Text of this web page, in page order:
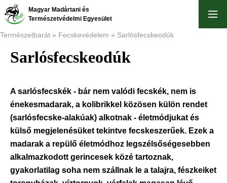
Skip
to
main
Magyar Madártani és
Természetvédelmi Egyesület
Breadcrumb
Természetbarát Fecskevédelem Sarlósfecskeodúk
Sarlósfecskeodúk
A sarlósfecskék - bár nem valódi fecskék, nem is
énekesmadarak, a kolibrikkel közösen külön rendet
(sarlósfecske-alakúak) alkotnak - életmódjukat és
külső megjelenésüket tekintve fecskeszerűek. Ezek a
madarak a repülő életmódhoz legszélsőségesebben
alkalmazkodott gerincesek közé tartoznak,
gyakorlatilag soha nem szállnak le a talajra, fészkeiket